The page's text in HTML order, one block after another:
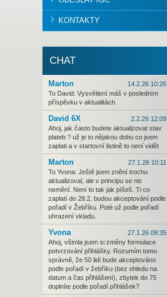
KONTAKTY
CHAT
Marton
14.2.26 10:26
To David: Vysvětlení máš v posledním
příspěvku v aktualitách.
David 6X
2.2.26 12:09
Ahoj, jak často budete aktualizovat stav
plateb ? už je to nějakou dobu co jsem
zaplati a v startovní listině to není vidět
Marton
27.1.26 10:11
To Yvona: Ještě jsem znění trochu
aktualizoval, ale v principu se nic
nemění. Není to tak jak píšeš. Ti co
zaplatí do 28.2. budou akceptování podle
pořadí v Žebříku. Poté už podle pořadí
uhrazení vkladu.
Yvona
27.1.26 09:35
Ahoj, všimla jsem si změny formulace
potvrzování přihlášky. Rozumím tomu
správně, že 50 lidí bude akceptováno
podle pořadí v žebříku (bez ohledu na
datum a čas přihlášení), zbytek do 75
doplníte podle pořadí přihlášek?